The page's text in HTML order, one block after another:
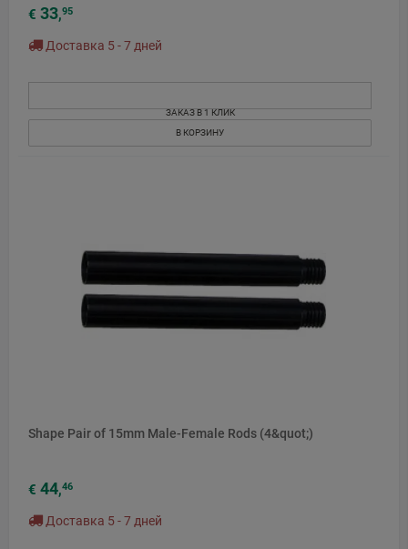
€ 33,95
Доставка 5 - 7 дней
ЗАКАЗ В 1 КЛИК
В КОРЗИНУ
Shape Pair of 15mm Male-Female Rods (4&quot;)
€ 44,46
Доставка 5 - 7 дней